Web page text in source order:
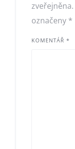
zveřejněna.
označeny *
KOMENTÁŘ *